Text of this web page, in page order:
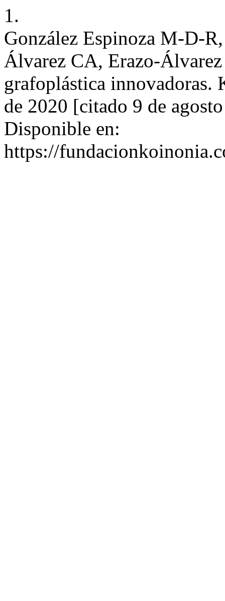
1.
González Espinoza M-D-
Álvarez CA, Erazo-
grafoplástica
de 2020 [citado 9 de
Disponible en:
https://